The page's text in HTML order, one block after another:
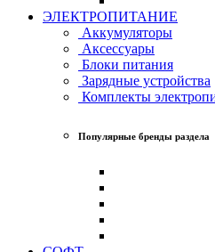
ЭЛЕКТРОПИТАНИЕ
Аккумуляторы
Аксессуары
Блоки питания
Зарядные устройства
Комплекты
Популярные бренды раздела